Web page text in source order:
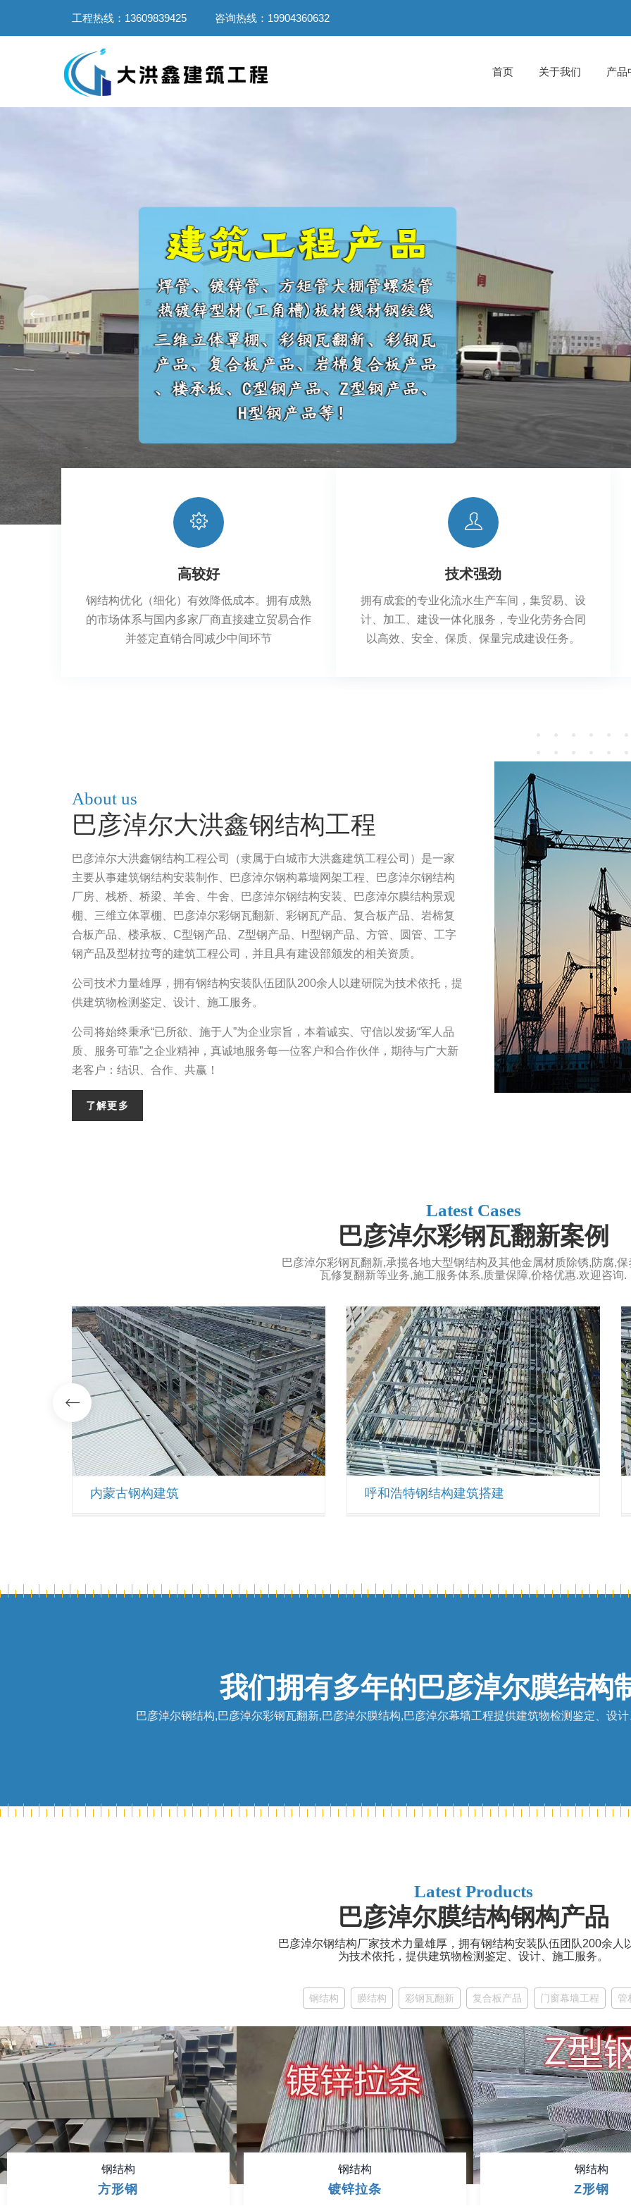
工程热线：13609839425 咨询热线：19904360632
首页 关于我们 产品
高较好
钢结构优化（细化）有效降低成本。拥有成熟
的市场体系与国内多家厂商直接建立贸易合作
并签定直销合同减少中间环节
技术强劲
拥有成套的专业化流水生产车间，集贸易、设
计、加工、建设一体化服务，专业化劳务合同
以高效、安全、保质、保量完成建设任务。
About us
巴彦淖尔大洪鑫钢结构工程
巴彦淖尔大洪鑫钢结构工程公司（隶属于白城市大洪鑫建筑工程公司）是一家
主要从事建筑钢结构安装制作、巴彦淖尔钢构幕墙网架工程、巴彦淖尔钢结构
厂房、栈桥、桥梁、羊舍、牛舍、巴彦淖尔钢结构安装、巴彦淖尔膜结构景观
棚、三维立体罩棚、巴彦淖尔彩钢瓦翻新、彩钢瓦产品、复合板产品、岩棉复
合板产品、楼承板、C型钢产品、Z型钢产品、H型钢产品、方管、圆管、工字
钢产品及型材拉弯的建筑工程公司，并且具有建设部颁发的相关资质。
公司技术力量雄厚，拥有钢结构安装队伍团队200余人以建研院为技术依托，提
供建筑物检测鉴定、设计、施工服务。
公司将始终秉承“已所欲、施于人”为企业宗旨，本着诚实、守信以发扬“军人品
质、服务可靠”之企业精神，真诚地服务每一位客户和合作伙伴，期待与广大新
老客户：结识、合作、共赢！
了解更多
Latest Cases
巴彦淖尔彩钢瓦翻新案例
巴彦淖尔彩钢瓦翻新,承揽各地大型钢结构及其他金属材质除锈,防腐,保
瓦修复翻新等业务,施工服务体系,质量保障,价格优惠.欢迎咨询.
内蒙古钢构建筑 呼和浩特钢结构建筑搭建
我们拥有多年的巴彦淖尔膜结构
巴彦淖尔钢结构,巴彦淖尔彩钢瓦翻新,巴彦淖尔膜结构,巴彦淖尔幕墙工程提供建筑物检测鉴定、设
Latest Products
巴彦淖尔膜结构钢构产品
巴彦淖尔钢结构厂家技术力量雄厚，拥有钢结构安装队伍团队200余人
为技术依托，提供建筑物检测鉴定、设计、施工服务。
钢结构 膜结构 彩钢瓦翻新 复合板产品 门窗幕墙工程 管
钢结构
方形钢
钢结构
镀锌拉条
钢结构
Z形钢